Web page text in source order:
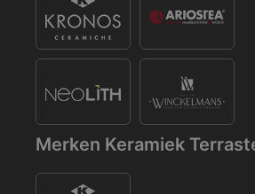
Merken Keramiek